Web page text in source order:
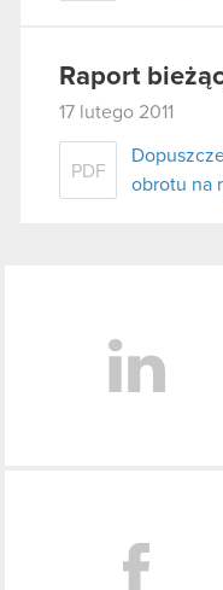
Raport
17 lutego 2011
PDF
obrotu na